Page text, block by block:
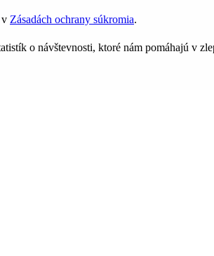
v Zásadách ochrany súkromia.
o návštevnosti, ktoré nám pomáhajú v